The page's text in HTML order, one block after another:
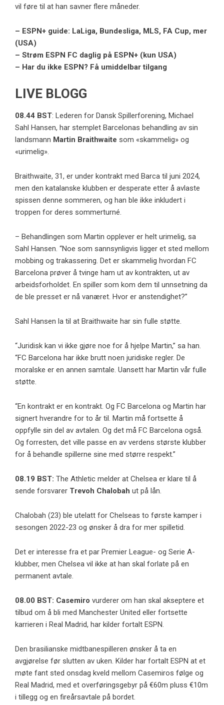
vil føre til at han savner flere måneder.
– ESPN+ guide: LaLiga, Bundesliga, MLS, FA Cup, mer
(USA)
– Strøm ESPN FC daglig på ESPN+ (kun USA)
– Har du ikke ESPN? Få umiddelbar tilgang
LIVE BLOGG
08.44 BST: Lederen for Dansk Spillerforening, Michael
Sahl Hansen, har stemplet Barcelonas behandling av sin
landsmann Martin Braithwaite som «skammelig» og
«urimelig».
Braithwaite, 31, er under kontrakt med Barca til juni 2024,
men den katalanske klubben er desperate etter å avlaste
spissen denne sommeren, og han ble ikke inkludert i
troppen for deres sommerturné.
– Behandlingen som Martin opplever er helt urimelig, sa
Sahl Hansen. “Noe som sannsynligvis ligger et sted mellom
mobbing og trakassering. Det er skammelig hvordan FC
Barcelona prøver å tvinge ham ut av kontrakten, ut av
arbeidsforholdet. En spiller som kom dem til unnsetning da
de ble presset er nå vanæret. Hvor er anstendighet?”
Sahl Hansen la til at Braithwaite har sin fulle støtte.
“Juridisk kan vi ikke gjøre noe for å hjelpe Martin,” sa han.
“FC Barcelona har ikke brutt noen juridiske regler. De
moralske er en annen samtale. Uansett har Martin vår fulle
støtte.
“En kontrakt er en kontrakt. Og FC Barcelona og Martin har
signert hverandre for to år til. Martin må fortsette å
oppfylle sin del av avtalen. Og det må FC Barcelona også.
Og forresten, det ville passe en av verdens største klubber
for å behandle spillerne sine med større respekt.”
08.19 BST: The Athletic melder at Chelsea er klare til å
sende forsvarer Trevoh Chalobah ut på lån.
Chalobah (23) ble utelatt for Chelseas to første kamper i
sesongen 2022-23 og ønsker å dra for mer spilletid.
Det er interesse fra et par Premier League- og Serie A-
klubber, men Chelsea vil ikke at han skal forlate på en
permanent avtale.
08.00 BST: Casemiro vurderer om han skal akseptere et
tilbud om å bli med Manchester United eller fortsette
karrieren i Real Madrid, har kilder fortalt ESPN.
Den brasilianske midtbanespilleren ønsker å ta en
avgjørelse før slutten av uken. Kilder har fortalt ESPN at et
møte fant sted onsdag kveld mellom Casemiros følge og
Real Madrid, med et overføringsgebyr på €60m pluss €10m
i tillegg og en fireårsavtale på bordet.